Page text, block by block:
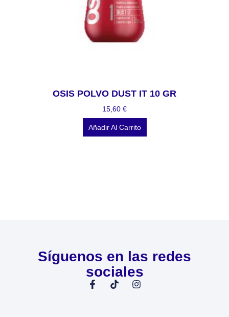
OSIS POLVO DUST IT 10 GR
15,60 €
Añadir Al Carrito
Síguenos en las redes
sociales